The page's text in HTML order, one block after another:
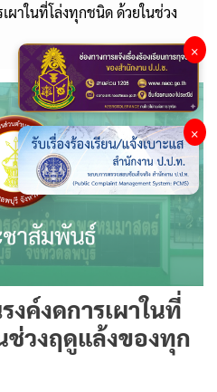
าในที่โล่งทุกชนิด ด้วยในช่วง
ค์งดการเผาในที่
ช่วงฤดูแล้งของทุก
×
×